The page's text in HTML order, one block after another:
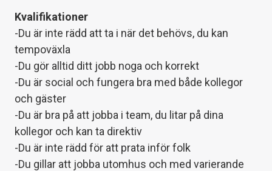
Kvalifikationer
-Du är inte rädd att ta i när det behövs, du kan
tempoväxla
-Du gör alltid ditt jobb noga och korrekt
-Du är social och fungera bra med både kollegor
och gäster
-Du är bra på att jobba i team, du litar på dina
kollegor och kan ta direktiv
-Du är inte rädd för att prata inför folk
-Du gillar att jobba utomhus och med varierande